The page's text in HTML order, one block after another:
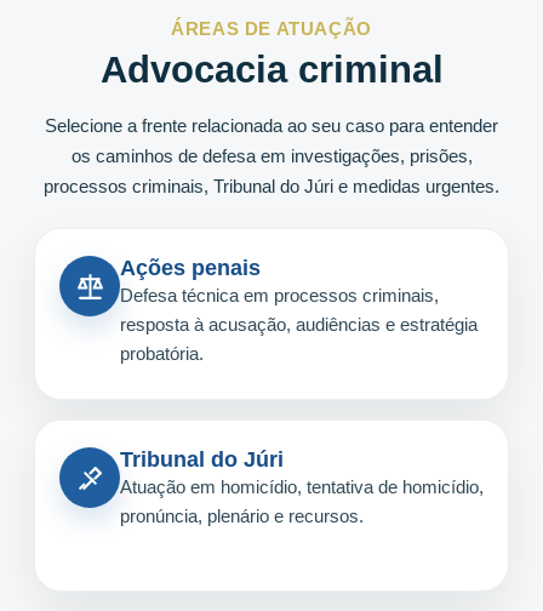
ÁREAS DE ATUAÇÃO
Advocacia criminal
Selecione a frente relacionada ao seu caso para entender
os caminhos de defesa em investigações, prisões,
processos criminais, Tribunal do Júri e medidas urgentes.
Ações penais
Defesa técnica em processos criminais,
resposta à acusação, audiências e estratégia
probatória.
Tribunal do Júri
Atuação em homicídio, tentativa de homicídio,
pronúncia, plenário e recursos.